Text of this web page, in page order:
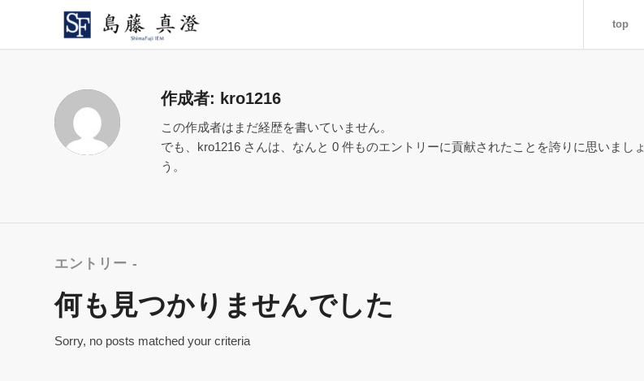
top
作成者: kro1216
この作成者はまだ経歴を書いていません。
でも、 kro1216 さんは、なんと 0 件ものエントリーに貢献されたことを誇りに思いましょ
う。
エントリー -
何も見つかりませんでした
Sorry, no posts matched your criteria